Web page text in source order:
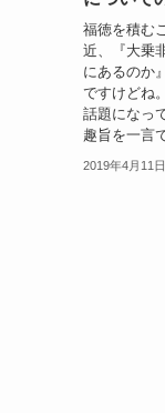
福徳を積む
近、『大乗
にあるのか
ですけどね
話題になっ
趣旨を一言
2019年4月11日